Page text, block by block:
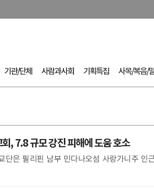
기관/단체 사람과사회 기획특집 사목/복음/
, 7.8 규모 강진 피해에 도움 호소
단은 필리핀 남부 민다나오섬 사랑가니주 인
고 호소했다. 이번 지진으로 최소 41명이 숨